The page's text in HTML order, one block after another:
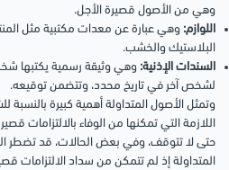
وهي من الأصول قصيرة الأجل.
اللوازم: وهي عبارة عن معدات مكتبية مثل
البلاستيك والخشب.
السندات الإذنية: وهي وثيقة رسمية يكتبها
لشخص آخر في تاريخ محدد، وتتضمن توقيعه.
وتمثل الأصول المتداولة أهمية كبيرة بالنسبة
اللازمة التي تمكنها من الوفاء بالالتزامات
حتى لا تتوقف، وفي بعض الحالات، قد تضطر
المتداولة إذ لم تتمكن من سداد الالتزامات